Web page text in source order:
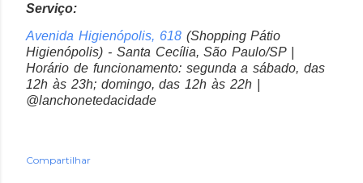
Serviço:
Avenida Higienópolis, 618(Shopping Pátio
Higienópolis) - Santa Cecília, São Paulo/SP |
Horário de funcionamento: segunda a sábado, das
12h às 23h; domingo, das 12h às 22h |
@lanchonetedacidade
Compartilhar